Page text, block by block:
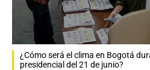
¿Cómo será el clima en Bogotá
presidencial del 21 de junio?